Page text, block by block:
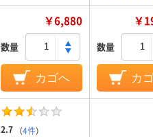
￥6,880
数量
カゴへ
￥
数量
カ
2.7 （4件）